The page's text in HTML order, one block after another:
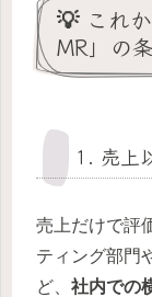
💡 これ
MR」の
1. 売上
売上だけで評
ティング部門
ど、 社内での